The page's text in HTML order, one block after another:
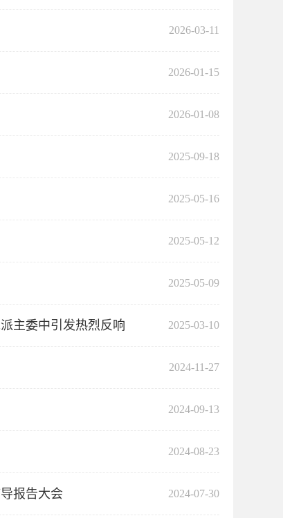
2026-03-11
2026-01-15
2026-01-08
2025-09-18
2025-05-16
2025-05-12
2025-05-09
主委中引发热烈反响 2025-03-10
2024-11-27
2024-09-13
2024-08-23
报告大会 2024-07-30